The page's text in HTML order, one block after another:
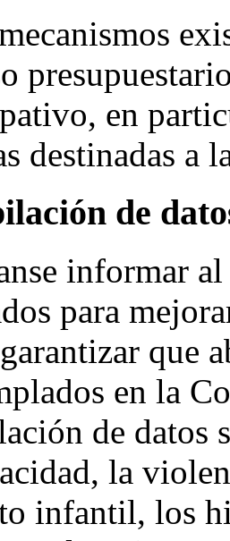
en
destinadas a
de
informar
para
que
en la
de datos
la
infantil, los